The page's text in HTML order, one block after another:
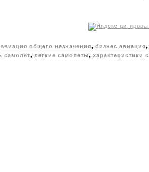
авиация общего назначения, бизнес авиация
самолет, легкие самолеты, характеристики